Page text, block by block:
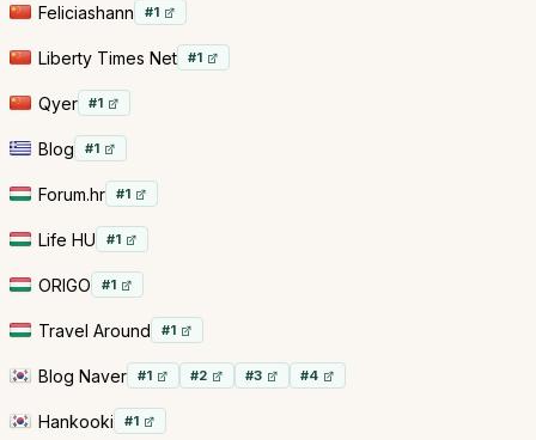
Feliciashann #1
Liberty Times Net #1
Qyer #1
Blog #1
Forum.hr #1
Life HU #1
ORIGO #1
Travel Around #1
Blog Naver #1 #2 #3 #4
Hankooki #1